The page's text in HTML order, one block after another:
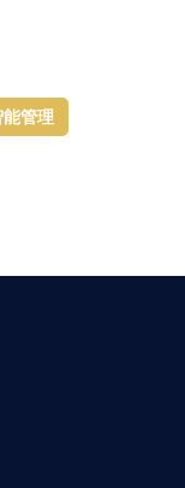
管理